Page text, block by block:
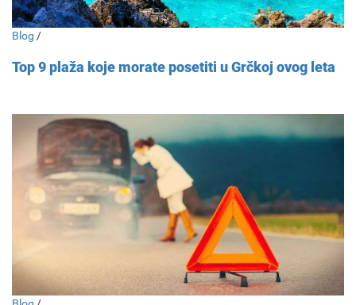
Blog /
Top 9 plaža koje morate posetiti u Grčkoj ovog leta